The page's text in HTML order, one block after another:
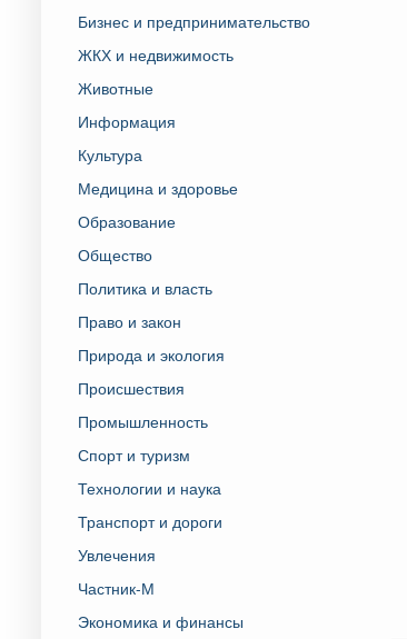
Бизнес и предпринимательство
ЖКХ и недвижимость
Животные
Информация
Культура
Медицина и здоровье
Образование
Общество
Политика и власть
Право и закон
Природа и экология
Происшествия
Промышленность
Спорт и туризм
Технологии и наука
Транспорт и дороги
Увлечения
Частник-М
Экономика и финансы